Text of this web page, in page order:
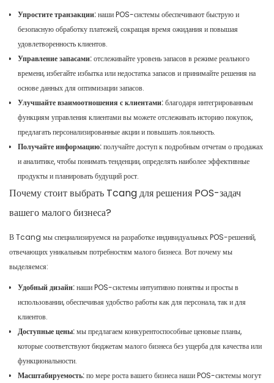
Упростите транзакции:наши POS-системы обеспечивают быструю и
безопасную обработку платежей, сокращая время ожидания и повышая
удовлетворенность клиентов.
Управление запасами:отслеживайте уровень запасов в режиме реального
времени, избегайте избытка или недостатка запасов и принимайте решения на
основе данных для оптимизации запасов.
Улучшайте взаимоотношения с клиентами:благодаря интегрированным
функциям управления клиентами вы можете отслеживать историю покупок,
предлагать персонализированные акции и повышать лояльность.
Получайте информацию:получайте доступ к подробным отчетам о продажах
и аналитике, чтобы понимать тенденции, определять наиболее эффективные
продукты и планировать будущий рост.
Почему стоит выбрать Tcang для решения POS-задач
вашего малого бизнеса?
В Tcang мы специализируемся на разработке индивидуальных POS-решений,
отвечающих уникальным потребностям малого бизнеса. Вот почему мы
выделяемся:
Удобный дизайн:наши POS-системы интуитивно понятны и просты в
использовании, обеспечивая удобство работы как для персонала, так и для
клиентов.
Доступные цены:мы предлагаем конкурентоспособные ценовые планы,
которые соответствуют бюджетам малого бизнеса без ущерба для качества или
функциональности.
Масштабируемость:по мере роста вашего бизнеса наши POS-системы могут